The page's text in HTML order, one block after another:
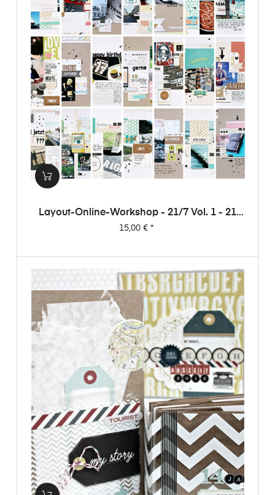
Layout-Online-Workshop - 21/7 Vol. 1 - 21
Layouts Aus 7 Papieren (von Dani)
Preis
15,00 €*